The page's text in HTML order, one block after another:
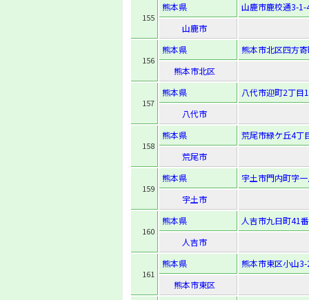
155
熊本県
山鹿市鹿校通3-1-
山鹿市
156
熊本県
熊本市北区四方
熊本市北区
157
熊本県
八代市迎町2丁目
八代市
158
熊本県
荒尾市緑ケ丘4丁
荒尾市
159
熊本県
宇土市門内町字
宇土市
160
熊本県
人吉市九日町41
人吉市
161
熊本県
熊本市東区小山
熊本市東区